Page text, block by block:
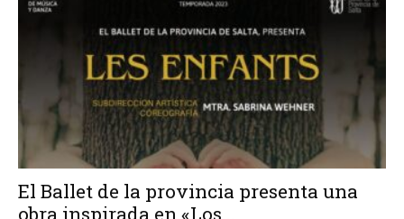
El Ballet de la provincia presenta una
obra inspirada en «Los...